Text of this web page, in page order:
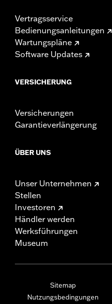
Vertragsservice
Bedienungsanleitungen
Wartungspläne
Software Updates
VERSICHERUNG
Versicherungen
Garantieverlängerung
ÜBER UNS
Unser Unternehmen
Stellen
Investoren
Händler werden
Werksführungen
Museum
Sitemap
Nutzungsbedingungen